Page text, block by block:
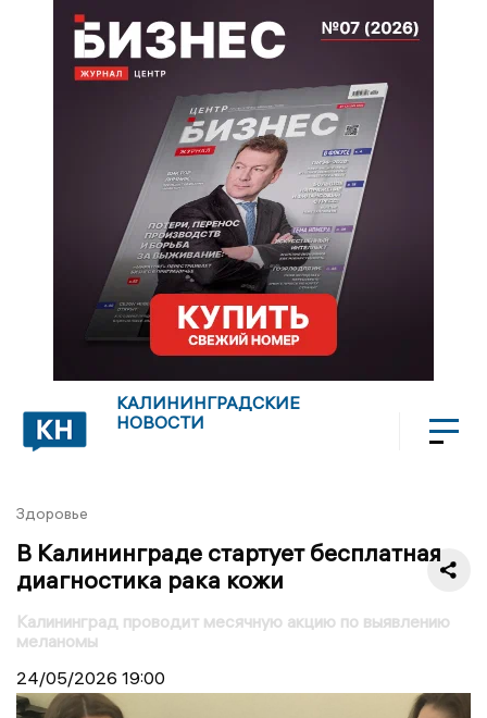
КАЛИНИНГРАДСКИЕ
НОВОСТИ
Здоровье
В Калининграде стартует бесплатная
диагностика рака кожи
Калининград проводит месячную акцию по выявлению
меланомы
24/05/2026 19:00